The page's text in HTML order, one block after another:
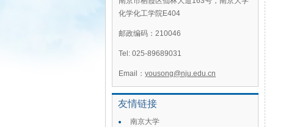
化学化工学院E404
邮政编码：210046
Tel: 025-89689031
Email： yousong@nju.edu.cn
友情链接
南京大学